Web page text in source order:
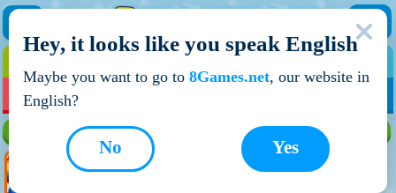
НОВІ ІГРИ
Hey, it looks like you speak English
Maybe you want to go to 8Games.net, our website in
English?
Yes
No